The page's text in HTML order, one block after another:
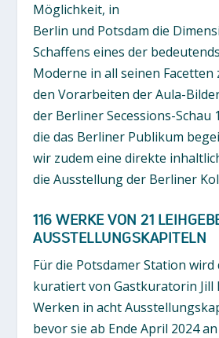
Möglichkeit, in
Berlin und Potsdam die
Schaffens eines der
Moderne in all seinen
den Vorarbeiten der Aula-
der Berliner Secessions-Schau
die das Berliner Publikum
wir zudem eine direkte
die Ausstellung der Berliner
116 WERKE VON 21
AUSSTELLUNGSKAPITELN
Für die Potsdamer Station wird
kuratiert von Gastkuratorin Jill
Werken in acht
bevor sie ab Ende April 2024